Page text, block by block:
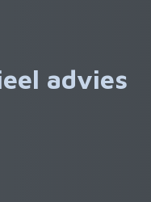
advies